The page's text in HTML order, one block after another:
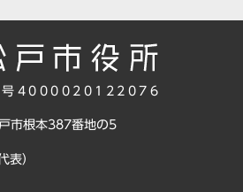
号4000020122076
市根本387番地の5
表）